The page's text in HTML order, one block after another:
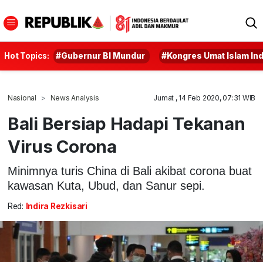
Hot Topics: #Gubernur BI Mundur #Kongres Umat Islam
Nasional News Analysis Jumat , 14 Feb 2020, 07:31 WIB
Bali Bersiap Hadapi Tekanan
Virus Corona
Minimnya turis China di Bali akibat corona buat
kawasan Kuta, Ubud, dan Sanur sepi.
Red: Indira Rezkisari